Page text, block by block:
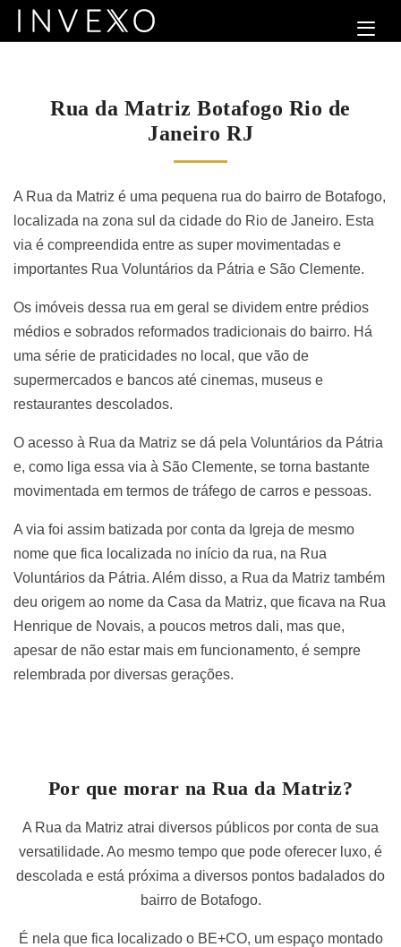
Rua da Matriz Botafogo Rio de
Janeiro RJ
A Rua da Matriz é uma pequena rua do bairro de Botafogo,
localizada na zona sul da cidade do Rio de Janeiro. Esta
via é compreendida entre as super movimentadas e
importantes Rua Voluntários da Pátria e São Clemente.
Os imóveis dessa rua em geral se dividem entre prédios
médios e sobrados reformados tradicionais do bairro. Há
uma série de praticidades no local, que vão de
supermercados e bancos até cinemas, museus e
restaurantes descolados.
O acesso à Rua da Matriz se dá pela Voluntários da Pátria
e, como liga essa via à São Clemente, se torna bastante
movimentada em termos de tráfego de carros e pessoas.
A via foi assim batizada por conta da Igreja de mesmo
nome que fica localizada no início da rua, na Rua
Voluntários da Pátria. Além disso, a Rua da Matriz também
deu origem ao nome da Casa da Matriz, que ficava na Rua
Henrique de Novais, a poucos metros dali, mas que,
apesar de não estar mais em funcionamento, é sempre
relembrada por diversas gerações.
Por que morar na Rua da Matriz?
A Rua da Matriz atrai diversos públicos por conta de sua
versatilidade. Ao mesmo tempo que pode oferecer luxo, é
descolada e está próxima a diversos pontos badalados do
bairro de Botafogo.
É nela que fica localizado o BE+CO, um espaço montado